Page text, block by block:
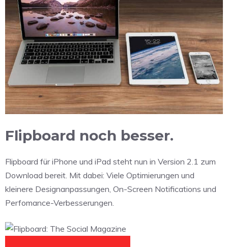
Flipboard noch besser.
Flipboard für iPhone und iPad steht nun in Version 2.1 zum
Download bereit. Mit dabei: Viele Optimierungen und
kleinere Designanpassungen, On-Screen Notifications und
Perfomance-Verbesserungen.